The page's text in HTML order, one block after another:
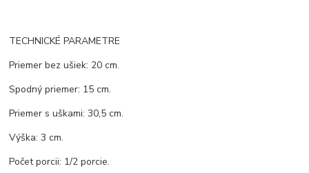
TECHNICKÉ PARAMETRE
Priemer bez ušiek: 20 cm.
Spodný priemer: 15 cm.
Priemer s uškami: 30,5 cm.
Výška: 3 cm.
Počet porcii: 1/2 porcie.